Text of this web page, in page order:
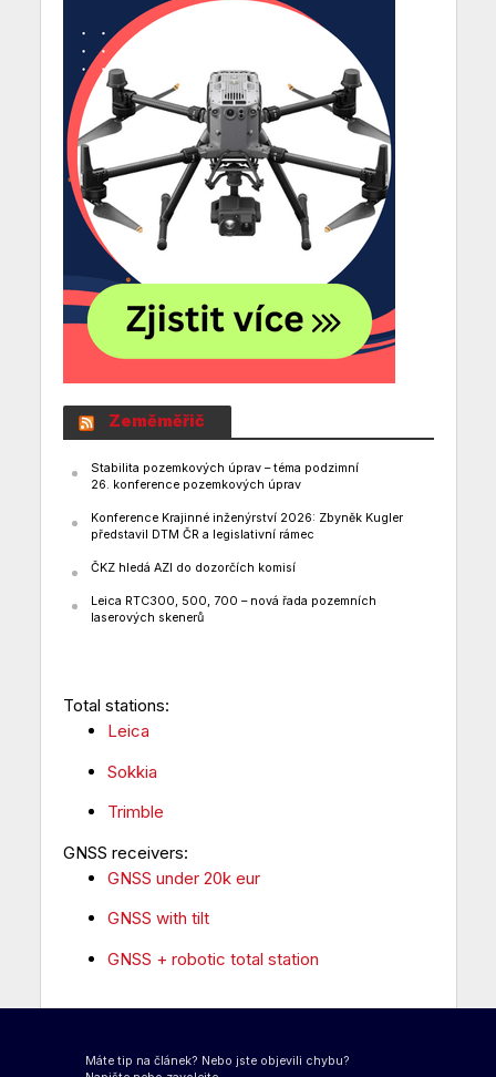
Zeměměřič
Stabilita pozemkových úprav – téma podzimní
26. konference pozemkových úprav
Konference Krajinné inženýrství 2026: Zbyněk Kugler
představil DTM ČR a legislativní rámec
ČKZ hledá AZI do dozorčích komisí
Leica RTC300, 500, 700 – nová řada pozemních
laserových skenerů
Total stations:
Leica
Sokkia
Trimble
GNSS receivers:
GNSS under 20k eur
GNSS with tilt
GNSS + robotic total station
Máte tip na článek? Nebo jste objevili chybu?